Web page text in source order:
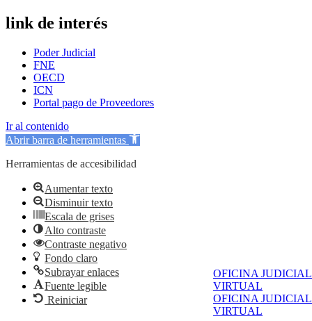
OFICINA JUDICIAL
VIRTUAL
OFICINA JUDICIAL
VIRTUAL
link de interés
Poder Judicial
FNE
OECD
ICN
Portal pago de Proveedores
Ir al contenido
Abrir barra de herramientas
Herramientas de accesibilidad
Aumentar texto
Disminuir texto
Escala de grises
Alto contraste
Contraste negativo
Fondo claro
Subrayar enlaces
Fuente legible
Reiniciar